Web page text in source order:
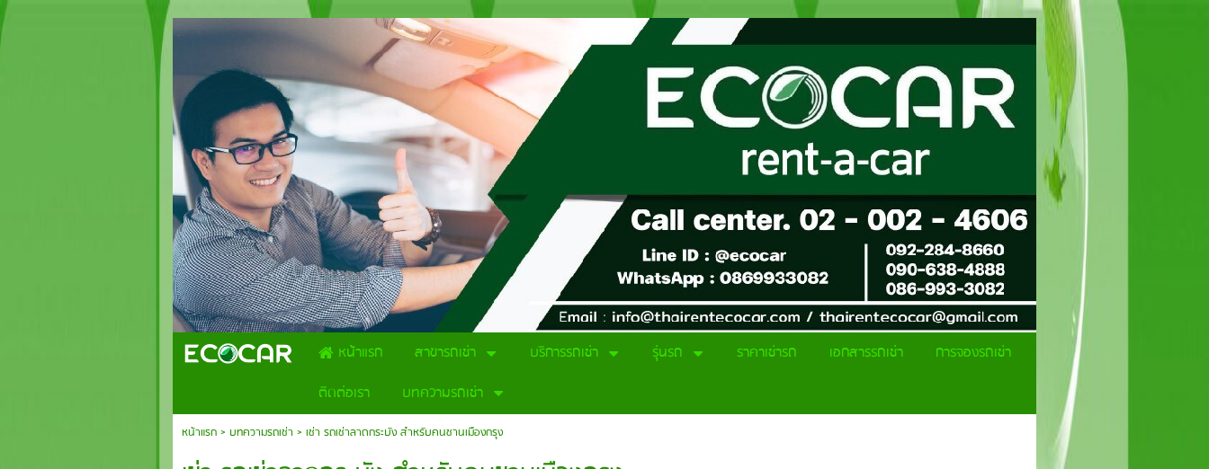
.
หน้าแรก สาขารถเช่า บริการรถเช่า รุ่นรถ ราคาเช่ารถ เอกสารรถเช่า
การจองรถเช่า
ติดต่อเรา
บทความรถเช่า
หน้าแรก> บทความรถเช่า > เช่า รถเช่าลาดกระบัง สำหรับคนชานเมืองกรุง